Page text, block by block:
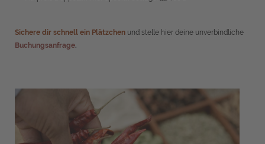
Sichere dir schnell ein Plätzchen und stelle hier deine unverbindliche
Buchungsanfrage.